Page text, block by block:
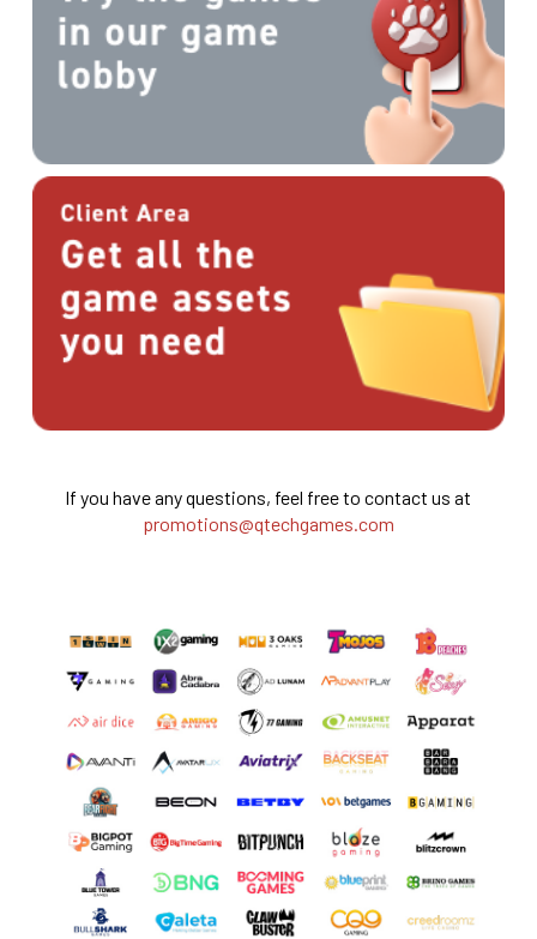
If you have any questions, feel free to contact us at
promotions@qtechgames.com